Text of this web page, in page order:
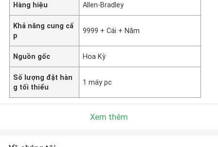
Hàng hiệu Allen-Bradley
Khả năng cung cấ
p
9999 + Cái + Năm
Nguồn gốc Hoa Kỳ
Số lượng đặt hàn
g tối thiểu
1 máy pc
Xem thêm